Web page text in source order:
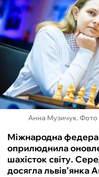
ЧС-2026
ФУТЗАЛ
ІНШІ
БУКМЕКЕРИ
Анна Музичук. Фото
Міжнародна
оприлюднила
шахісток світу.
досягла львів’янка